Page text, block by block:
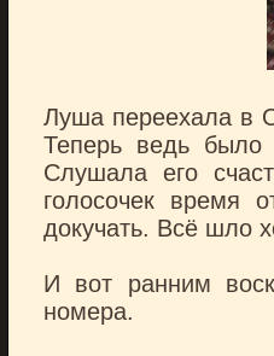
Луша переехала в
Теперь ведь
Слушала его
голосочек время
докучать. Всё шло
И вот ранним
номера.